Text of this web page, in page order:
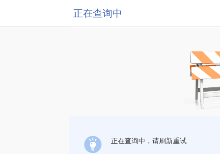
正在查询中
正在查询中，请刷新重试